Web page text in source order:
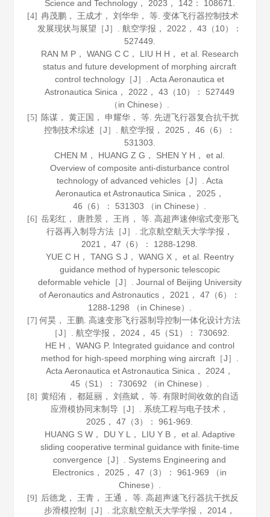
Science and Technology， 2023 ， 142 ： 108671.
[4] 冉茂鹏， 王成才， 刘华华， 等. 变体飞行器控制技术
发展现状与展望［J］.航空学报 ， 2022 ，43 （10）：
527449.
RAN M P， WANG C C， LIU H H， et al. Research
status and future development of morphing aircraft
control technology［J］.Acta Aeronautica et
Astronautica Sinica ， 2022 ，43 （10）： 527449
（in Chinese）.
[5]
陈谋， 黄正国， 申耀华， 等. 先进飞行器复合抗干扰
控制技术综述［J］.航空学报 ， 2025 ，46 （6）：
531303.
CHEN M， HUANG Z G， SHEN Y H， et al.
Overview of composite anti-disturbance control
technology of advanced vehicles［J］. Acta
Aeronautica et Astronautica Sinica ， 2025 ，
46 （6）： 531303 （in Chinese）.
[6] 岳彩红， 唐胜景， 王肖， 等. 高超声速伸缩式变形飞
行器再入制导方法［J］.北京航空航天大学学报 ，
2021 ，47 （6）： 1288-1298.
YUE C H， TANG S J， WANG X， et al. Reentry
guidance method of hypersonic telescopic
deformable vehicle［J］. Journal of Beijing University
of Aeronautics and Astronautics ， 2021 ，47 （6）：
1288-1298 （in Chinese）.
[7] 何昊， 王鹏. 高速变形飞行器制导控制一体化设计方法
［J］. 航空学报 ， 2024， 45 （S1）： 730692.
HE H， WANG P. Integrated guidance and control
method for high-speed morphing wing aircraft［J］.
Acta Aeronautica et Astronautica Sinica ， 2024 ，
45 （S1）： 730692 （in Chinese）.
[8] 黄绍洧， 都延丽， 刘燕斌， 等. 有限时间收敛的自适
应滑模协同末制导［J］. 系统工程与电子技术 ，
2025 ，47 （3）： 961-969.
HUANG S W， DU Y L， LIU Y B， et al. Adaptive
sliding cooperative terminal guidance with finite-time
convergence［J］. Systems Engineering and
Electronics ， 2025 ，47 （3）： 961-969 （in
Chinese）.
[9]
后德龙， 王青， 王通， 等. 高超声速飞行器抗干扰反
步滑模控制［J］.北京航空航天大学学报 ， 2014 ，